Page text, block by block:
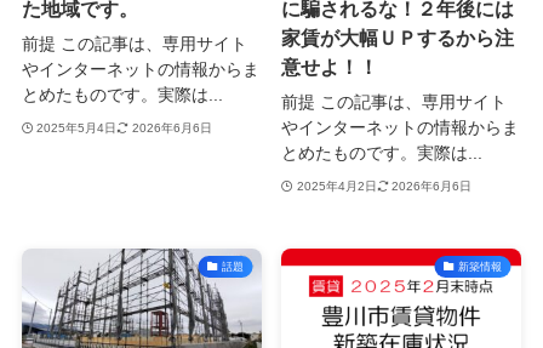
た地域です。
前提 この記事は、専用サイト
やインターネットの情報からま
とめたものです。実際は...
2025年5月4日 2026年6月6日
に騙されるな！２年後には
家賃が大幅ＵＰするから注
意せよ！！
前提 この記事は、専用サイト
やインターネットの情報からま
とめたものです。実際は...
2025年4月2日 2026年6月6日
話題 新築情報